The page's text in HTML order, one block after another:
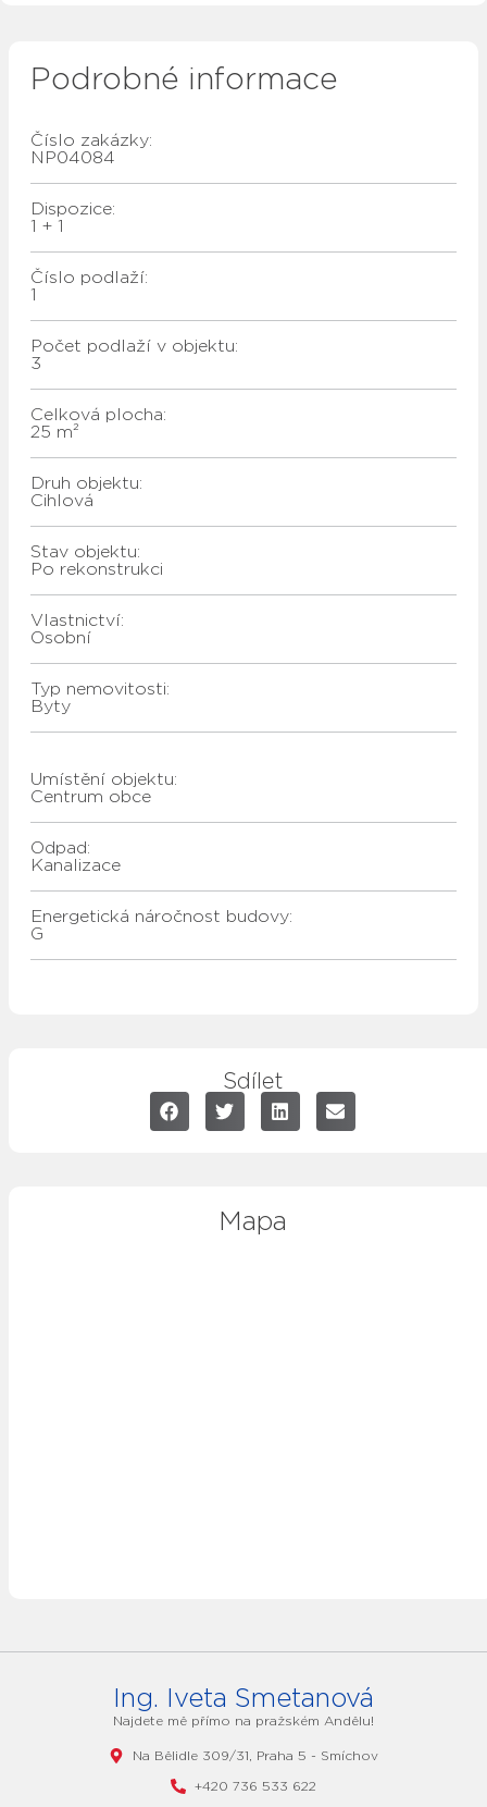
Podrobné informace
Číslo zakázky:
NP04084
Dispozice:
1 + 1
Číslo podlaží:
1
Počet podlaží v objektu:
3
Celková plocha:
25 m²
Druh objektu:
Cihlová
Stav objektu:
Po rekonstrukci
Vlastnictví:
Osobní
Typ nemovitosti:
Byty
Umístění objektu:
Centrum obce
Odpad:
kanalizace
Energetická náročnost budovy:
G
Sdílet
Mapa
Ing. Iveta Smetanová
Najdete mě přímo na pražském Andělu!
Na Bělidle 309/31, Praha 5 - Smíchov
+420 736 533 622